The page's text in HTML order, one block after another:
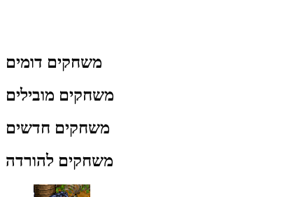
משחקים דומים
משחקים מובילים
משחקים חדשים
משחקים להורדה